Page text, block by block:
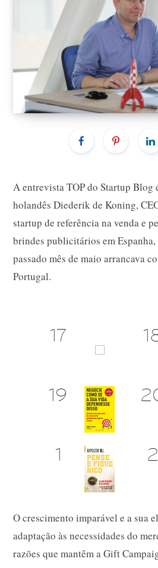
A entrevista TOP do Startup Blog
holandês Diederik de Koning,
startup de referência na venda e
brindes publicitários em
passado mês de maio arrancava
Portugal.
O crescimento imparável e a sua
adaptação às necessidades do
razões que mantêm a Gift